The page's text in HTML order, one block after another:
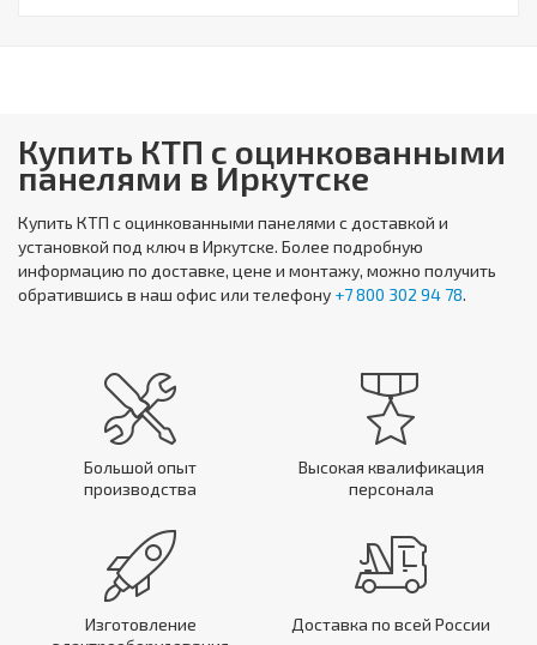
Купить КТП с оцинкованными
панелями в Иркутске
Купить КТП с оцинкованными панелями с доставкой и
установкой под ключ в Иркутске. Более подробную
информацию по доставке, цене и монтажу, можно получить
обратившись в наш офис или телефону +7 800 302 94 78.
Большой опыт
производства
Высокая квалификация
персонала
Изготовление
Доставка по всей России